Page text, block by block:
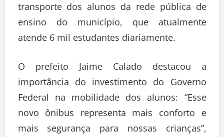
transporte dos alunos da rede pública de
ensino do município, que atualmente
atende 6 mil estudantes diariamente.
O prefeito Jaime Calado destacou a
importância do investimento do Governo
Federal na mobilidade dos alunos: “Esse
novo ônibus representa mais conforto e
mais segurança para nossas crianças”,